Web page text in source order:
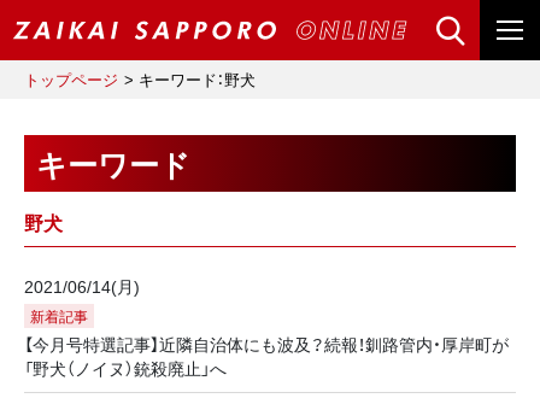
トップページ キーワード：野犬
キーワード
野犬
2021/06/14(月)
新着記事
【今月号特選記事】近隣自治体にも波及？続報！釧路管内・厚岸町が
「野犬（ノイヌ）銃殺廃止」へ